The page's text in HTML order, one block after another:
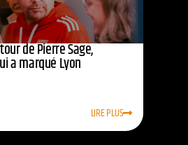
de Pierre Sage,
a marqué Lyon
LIRE PLUS